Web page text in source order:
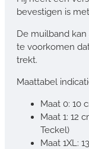
bevestigen is
De muilband
te voorkomen
trekt.
Maattabel
Maat 0: 10
Maat 1: 12
Teckel)
Maat 1XL: